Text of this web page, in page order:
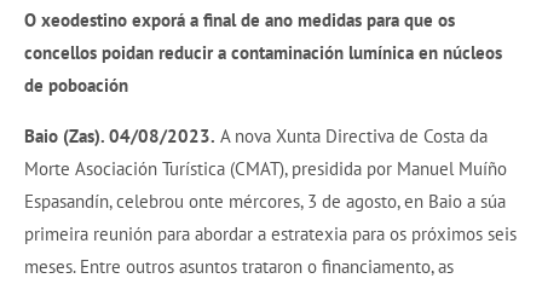
O xeodestino exporá a final de ano medidas para que os
concellos poidan reducir a contaminación lumínica en núcleos
de poboación
Baio (Zas). 04/08/2023. A nova Xunta Directiva de Costa da
Morte Asociación Turística (CMAT), presidida por Manuel Muíño
Espasandín, celebrou onte mércores, 3 de agosto, en Baio a súa
primeira reunión para abordar a estratexia para os próximos seis
meses. Entre outros asuntos trataron o financiamento, as